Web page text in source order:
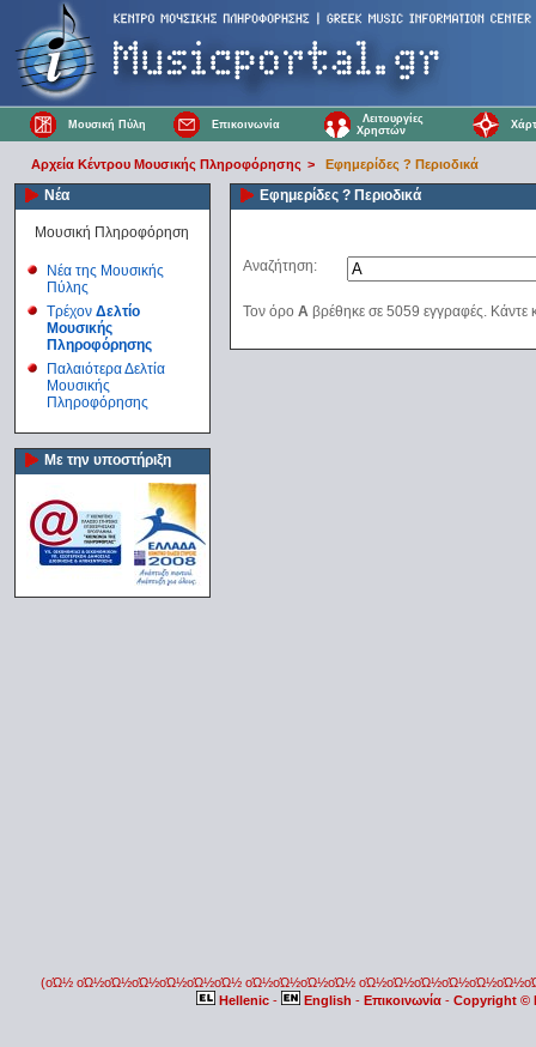
Μουσική Πύλη Επικοινωνία
Λειτουργίες
Χρηστών
Αρχεία Κέντρου Μουσικής Πληροφόρησης > Εφημερίδες ? Περιοδικά
Νέα
Μουσική Πληροφόρηση
Νέα της Μουσικής
Πύλης
Τρέχον Δελτίο
Μουσικής
Πληροφόρησης
Παλαιότερα Δελτία
Μουσικής
Πληροφόρησης
Με την υποστήριξη
Εφημερίδες ? Περιοδικά
Αναζήτηση:
Τον όρο A βρέθηκε σε 5059 εγγραφές. Κάντε
(οΏ½ οΏ½οΏ½οΏ½οΏ½οΏ½οΏ½ οΏ½οΏ½οΏ½οΏ½
Hellenic - English - Επικοινωνία - Copyright ©